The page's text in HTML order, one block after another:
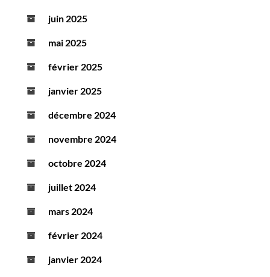
juin 2025
mai 2025
février 2025
janvier 2025
décembre 2024
novembre 2024
octobre 2024
juillet 2024
mars 2024
février 2024
janvier 2024